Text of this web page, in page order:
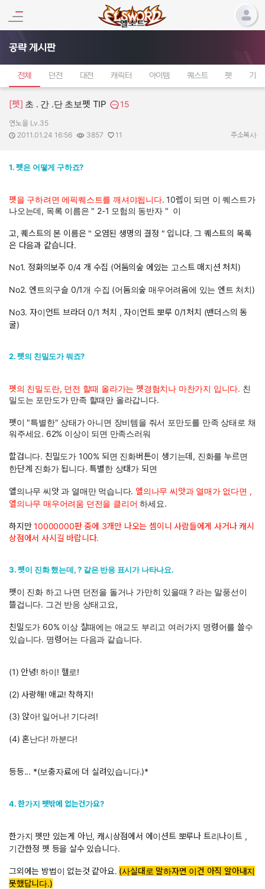
공략 게시판
전체 던전 대전 캐릭터 아이템 퀘스트 펫 기타
[펫] 초 . 간 .단 초보펫 TIP 15
작성자:
연노을 Lv.35
작성일:
2011.01.24 16:56
조회수:
3857
추천수:
11 주소복사
1. 펫은 어떻게 구하죠?
펫을 구하려면 에픽퀘스트를 깨셔야됩니다. 10렙이 되면 이 퀘스트가
나오는데, 목록 이름은 " 2-1 모험의 동반자 " 이
고, 퀘스트의 본 이름은 " 오염된 생명의 결정 " 입니다. 그 퀘스트의 목록
은 다음과 같습니다.
No1. 정화의보주 0/4 개 수집 (어둠의숲 에있는 고스트 매지션 처치)
No2. 엔트의구슬 0/1개 수집 (어둠의숲 매우어려움에 있는 엔트 처치)
No3. 자이언트 브라더 0/1 처치 , 자이언트 뽀루 0/1처치 (밴더스의 동
굴)
2. 펫의 친밀도가 뭐죠?
펫의 친밀도란, 던전 할때 올라가는 펫경험치나 마찬가지 입니다. 친
밀도는 포만도가 만족 할때만 올라갑니다.
펫이 "특별한" 상태가 아니면 장비템을 줘서 포만도를 만족 상태로 채
워주세요. 62% 이상이 되면 만족스러워
할겁니다. 친밀도가 100% 되면 진화버튼이 생기는데, 진화를 누르면
한단계 진화가 됩니다. 특별한 상태가 되면
엘의나무 씨앗 과 열매만 먹습니다. 엘의나무 씨앗과 열매가 없다면 ,
엘의나무 매우어려움 던전을 클리어하세요.
하지만10000000판 중에 3개만 나오는 셈이니 사람들에게 사거나 캐시
상점에서 사시길 바랍니다.
3. 펫이 진화 했는데, ? 같은 반응 표시가 나타나요.
펫이 진화 하고 나면 던전을 돌거나 가만히 있을때 ? 라는 말풍선이
뜰겁니다. 그건 반응 상태고요,
친밀도가 60% 이상 찰때에는 애교도 부리고 여러가지 명령어를 쓸수
있습니다. 명령어는 다음과 같습니다.
(1) 안녕! 하이! 헬로!
(2) 사랑해! 애교! 착하지!
(3) 앉아! 일어나! 기다려!
(4) 혼난다! 까분다!
등등... *(보충자료에 더 실려있습니다.)*
4. 한가지 펫밖에 없는건가요?
한가지 펫만 있는게 아닌, 캐시상점에서 에이션트 뽀루나 트리나이트 ,
기간한정 펫 등을 살수 있습니다.
그외에는 방법이 없는것 같아요. (사실대로 말하자면 이건 아직 알아내지
못했답니다.)